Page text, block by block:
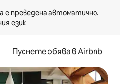
език
Пуснете обява в Airbnb